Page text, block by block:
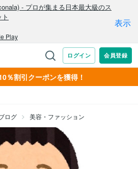
％割引クーポンを獲得！
ログ 美容・ファッション